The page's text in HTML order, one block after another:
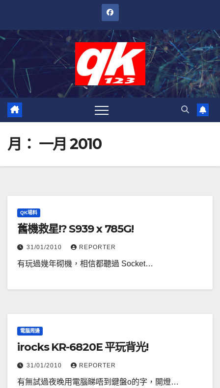
內
月： 一月 2010
QK場料
舊機救星!? S939 x 785G!
31/01/2010 REPORTER
有玩過幾年砌機，相信都聽過 Socket…
電腦周邊
irocks KR-6820E 平玩背光!
31/01/2010 REPORTER
有無試過夜晚用電腦睇唔到鍵盤o的字，開燈…